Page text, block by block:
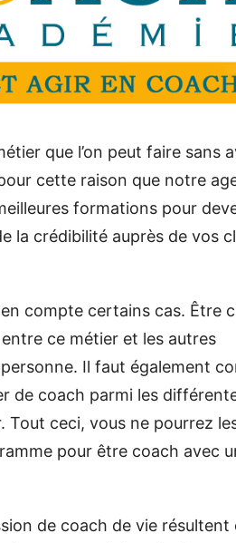
que l’on peut faire sans
cette raison que notre
formations pour
la crédibilité auprès de vos
compte certains cas. Être
ce métier et les autres
Il faut également
de coach parmi les
Tout ceci, vous ne pourrez
pour être coach avec
de coach de vie résultent